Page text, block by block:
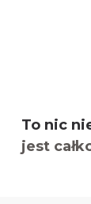
To nic
jest